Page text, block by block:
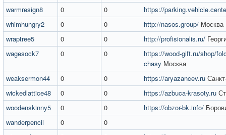
warmresign8
0 0
https://
whimhungry2
0 0 http://nasos.group/ Москва
wraptree5
0 0 http://profisionalis.ru/
wagesock7
0 0
https://wood-gift.ru/shop/
chasy Москва
weaksermon44
0 0 https://aryazancev.ru
wickedlattice48
0 0 https://azbuca-krasoty.ru
woodenskinny5
0 0 https://obzor-bk.info/
wanderpencil
0
0